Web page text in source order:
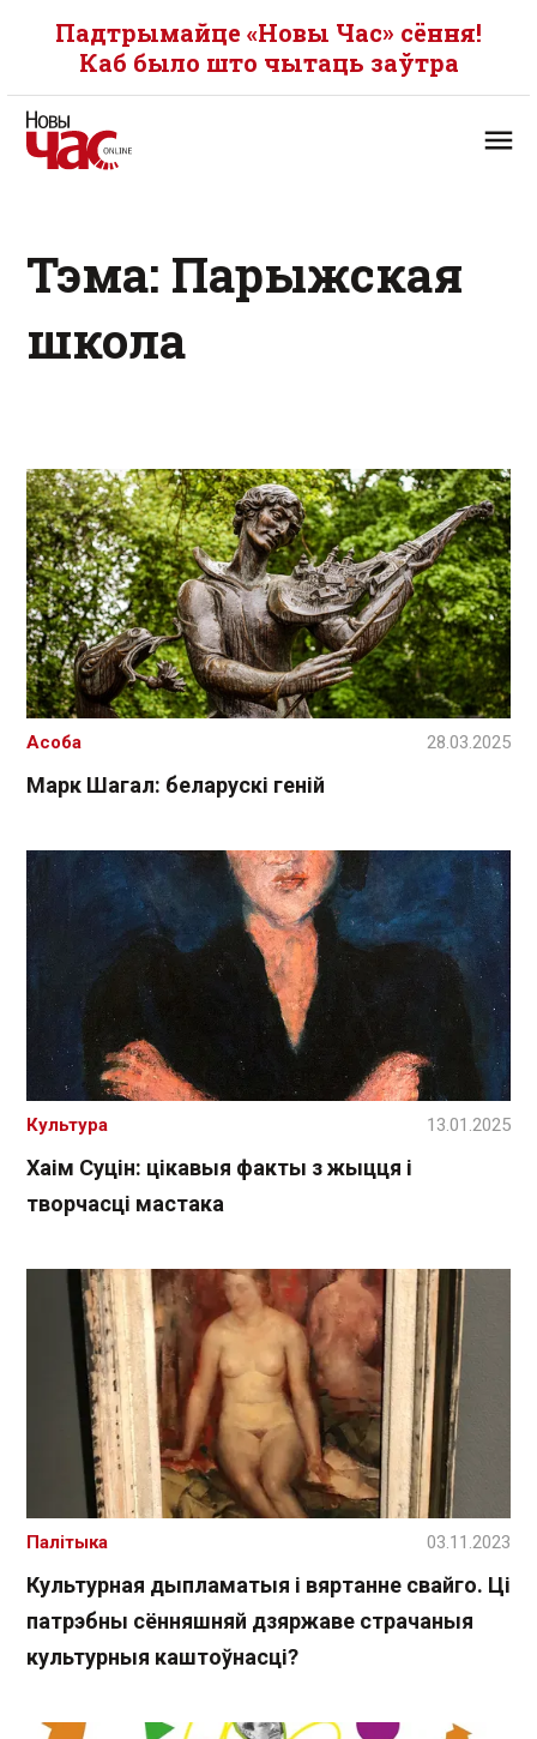
Падтрымайце «Новы Час» сёння!
Каб было што чытаць заўтра
Тэма: Парыжская
школа
Марк Шагал: беларускі геній
Асоба 28.03.2025
Хаім Суцін: цікавыя факты з жыцця і
творчасці мастака
Культура 13.01.2025
Культурная дыпламатыя і вяртанне свайго. Ці
патрэбны сённяшняй дзяржаве страчаныя
культурныя каштоўнасці?
Палітыка 03.11.2023